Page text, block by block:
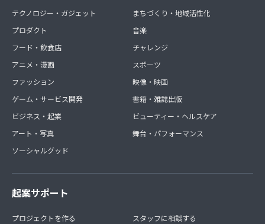
テクノロジー・ガジェット
プロダクト
フード・飲食店
アニメ・漫画
ファッション
ゲーム・サービス開発
ビジネス・起業
アート・写真
ソーシャルグッド
まちづくり・地域活性化
音楽
チャレンジ
スポーツ
映像・映画
書籍・雑誌出版
ビューティー・ヘルスケア
舞台・パフォーマンス
起案サポート
プロジェクトを作る
スタッフに相談する